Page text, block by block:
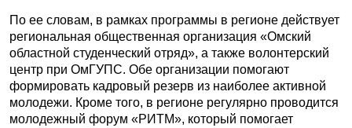
По ее словам, в рамках программы в регионе действует
региональная общественная организация «Омский
областной студенческий отряд», а также волонтерский
центр при ОмГУПС. Обе организации помогают
формировать кадровый резерв из наиболее активной
молодежи. Кроме того, в регионе регулярно проводится
молодежный форум «РИТМ», который помогает